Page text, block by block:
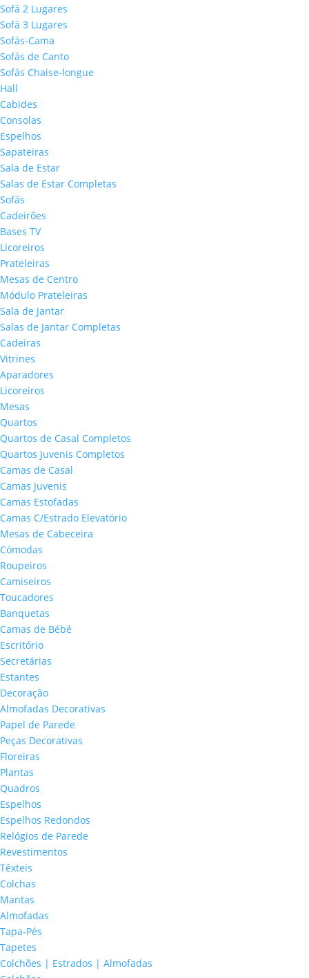
Sofá 2 Lugares
Sofá 3 Lugares
Sofás-Cama
Sofás de Canto
Sofás Chaise-longue
Hall
Cabides
Consolas
Espelhos
Sapateiras
Sala de Estar
Salas de Estar Completas
Sofás
Cadeirões
Bases TV
Licoreiros
Prateleiras
Mesas de Centro
Módulo Prateleiras
Sala de Jantar
Salas de Jantar Completas
Cadeiras
Vitrines
Aparadores
Licoreiros
Mesas
Quartos
Quartos de Casal Completos
Quartos Juvenis Completos
Camas de Casal
Camas Juvenis
Camas Estofadas
Camas C/Estrado Elevatório
Mesas de Cabeceira
Cómodas
Roupeiros
Camiseiros
Toucadores
Banquetas
Camas de Bébé
Escritório
Secretárias
Estantes
Decoração
Almofadas Decorativas
Papel de Parede
Peças Decorativas
Floreiras
Plantas
Quadros
Espelhos
Espelhos Redondos
Relógios de Parede
Revestimentos
Têxteis
Colchas
Mantas
Almofadas
Tapa-Pés
Tapetes
Colchões | Estrados | Almofadas